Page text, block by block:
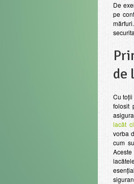
De
pe
de
Cu
folosit
lacăt
vorba
cum